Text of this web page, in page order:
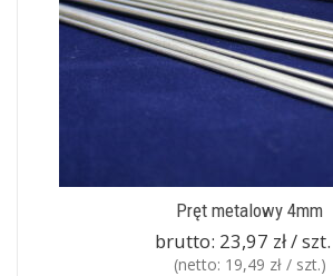
Pręt metalowy 4mm
brutto: 23,97 zł / szt.
(netto: 19,49 zł / szt.)